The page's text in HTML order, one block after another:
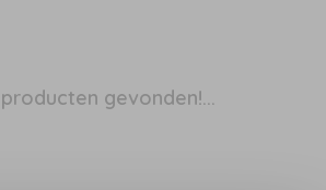
gevonden!...